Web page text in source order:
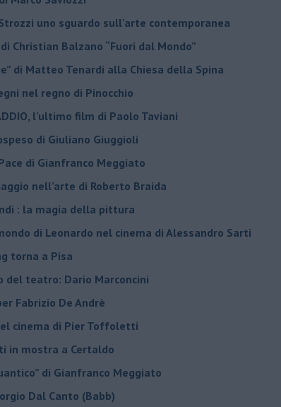
uno sguardo sull’arte contemporanea
Christian Balzano “Fuori dal Mondo”
di Matteo Tenardi alla Chiesa della Spina
nel regno di Pinocchio
l’ultimo film di Paolo Taviani
di Giuliano Giuggioli
di Gianfranco Meggiato
nell’arte di Roberto Braida
: la magia della pittura
di Leonardo nel cinema di Alessandro Sarti
torna a Pisa
del teatro: Dario Marconcini
Fabrizio De Andrè
cinema di Pier Toffoletti
in mostra a Certaldo
di Gianfranco Meggiato
Dal Canto (Babb)